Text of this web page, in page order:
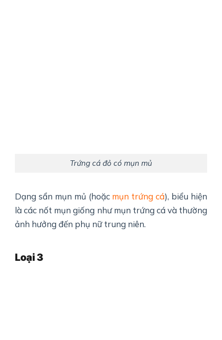
Trứng cá đỏ có mụn mủ
Dạng sẩn mụn mủ (hoặc mụn trứng cá), biểu hiện
là các nốt mụn giống như mụn trứng cá và thường
ảnh hưởng đến phụ nữ trung niên.
Loại 3